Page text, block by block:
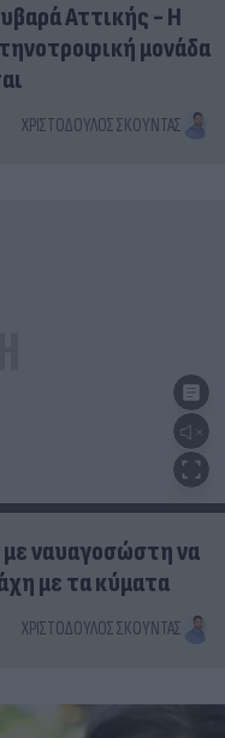
Αττικής - Η
μονάδα
ΧΡΙΣΤΌΔΟΥΛΟΣ ΣΚΟΎΝΤΑΣ
με ναυαγοσώστη να
με τα κύματα
ΧΡΙΣΤΌΔΟΥΛΟΣ ΣΚΟΎΝΤΑΣ